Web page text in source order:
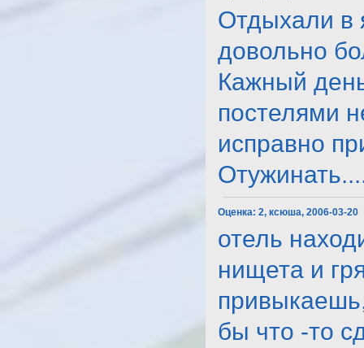
Отдыхали в
довольно
Кажный
постелями
исправно
Оценка:2, ксюша, 2006-03-20
отель
нищета и
бы что -то